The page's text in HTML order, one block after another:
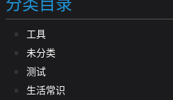
工具
未分类
测试
生活常识